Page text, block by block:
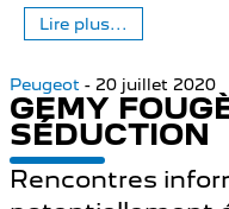
Lire plus...
Peugeot - 20 juillet 2020
GEMY
SÉDUCTION
Rencontres